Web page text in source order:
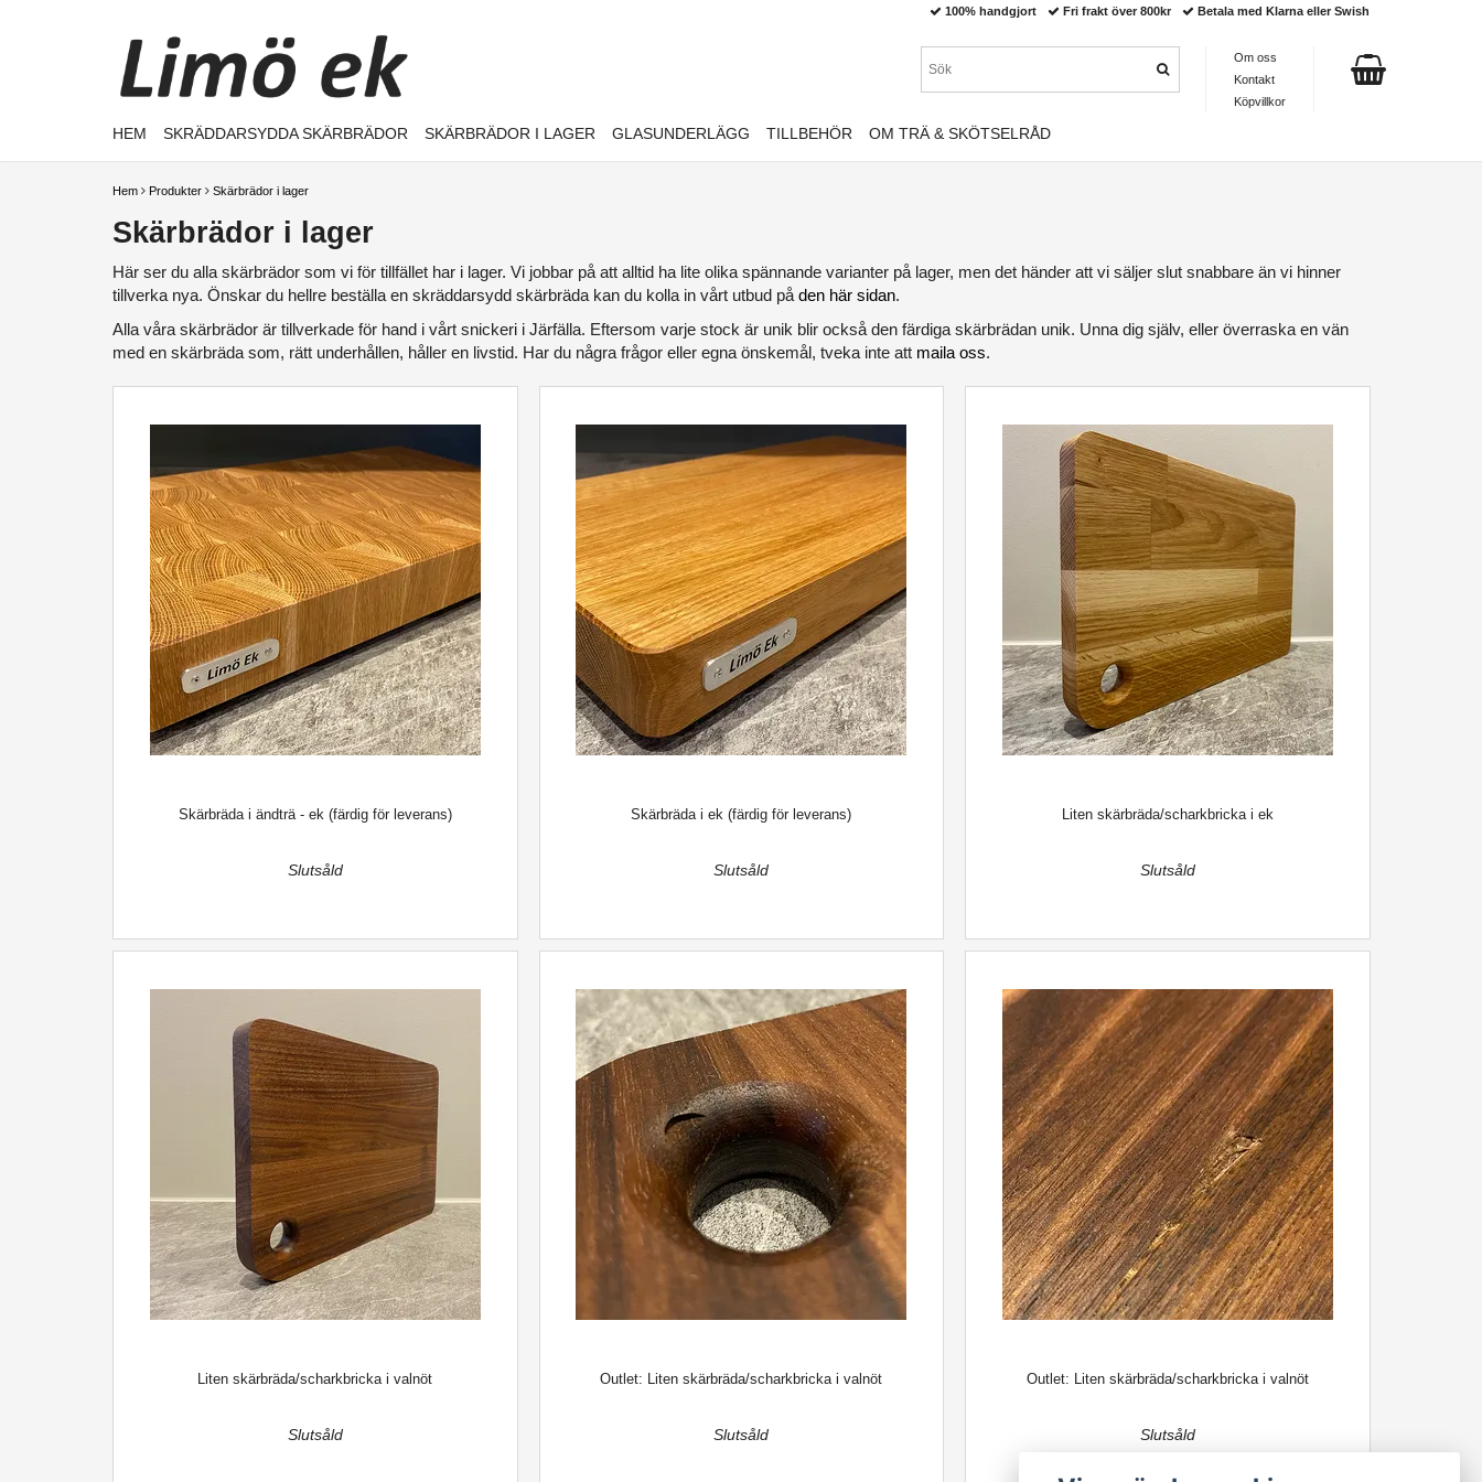
Hem Produkter Skärbrädor i lager
Skärbrädor i lager
Här ser du alla skärbrädor som vi för tillfället har i lager. Vi jobbar på att alltid ha lite olika spännande varianter på lager, men det händer att vi säljer slut snabbare än vi hinner
tillverka nya. Önskar du hellre beställa en skräddarsydd skärbräda kan du kolla in vårt utbud på den här sidan.
Alla våra skärbrädor är tillverkade för hand i vårt snickeri i Järfälla. Eftersom varje stock är unik blir också den färdiga skärbrädan unik. Unna dig själv, eller överraska en vän
med en skärbräda som, rätt underhållen, håller en livstid. Har du några frågor eller egna önskemål, tveka inte att maila oss.
Skärbräda i ändträ - ek (färdig för leverans)
Slutsåld
Skärbräda i ek (färdig för leverans)
Slutsåld
Liten skärbräda/scharkbricka i ek
Slutsåld
Liten skärbräda/scharkbricka i valnöt
Slutsåld
Outlet: Liten skärbräda/scharkbricka i valnöt
Slutsåld
Outlet: Liten skärbräda/scharkbricka i valnöt
Slutsåld
100% handgjort Fri frakt över 800kr Betala med Klarna eller Swish
Om oss
Kontakt
Köpvillkor
HEM SKRÄDDARSYDDA SKÄRBRÄDOR SKÄRBRÄDOR I LAGER GLASUNDERLÄGG TILLBEHÖR OM TRÄ & SKÖTSELRÅD